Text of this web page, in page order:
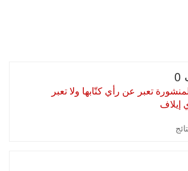
تعبر عن رأي كتّابها ولا تعبر
إيلاف